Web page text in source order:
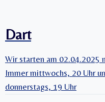
Dart
Wir starten am 02.04.2025
Immer mittwochs, 20 Uhr
donnerstags, 19 Uhr